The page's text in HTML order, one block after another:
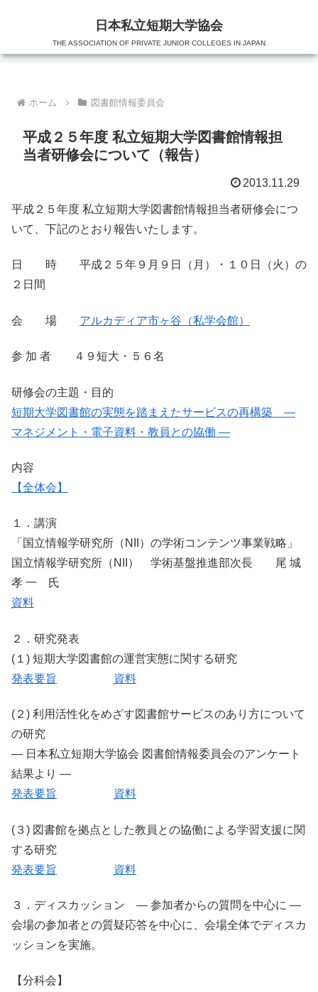
日本私立短期大学協会
THE ASSOCIATION OF PRIVATE JUNIOR COLLEGES IN JAPAN
ホーム 図書館情報委員会
平成２５年度 私立短期大学図書館情報担
当者研修会について（報告）
2013.11.29
平成２５年度 私立短期大学図書館情報担当者研修会につ
いて、下記のとおり報告いたします。
日 時 平成２５年９月９日（月）・１０日（火）の
２日間
会 場 アルカディア市ヶ谷（私学会館）
参 加 者 ４９短大・５６名
研修会の主題・目的
短期大学図書館の実態を踏まえたサービスの再構築 ―
マネジメント・電子資料・教員との協働 ―
内容
【全体会】
１．講演
「国立情報学研究所（NII）の学術コンテンツ事業戦略」
国立情報学研究所（NII） 学術基盤推進部次長 尾 城
孝 一 氏
資料
２．研究発表
(１) 短期大学図書館の運営実態に関する研究
発表要旨
資料
(２) 利用活性化をめざす図書館サービスのあり方について
の研究
― 日本私立短期大学協会 図書館情報委員会のアンケート
結果より ―
発表要旨
資料
(３) 図書館を拠点とした教員との協働による学習支援に関
する研究
発表要旨
資料
３．ディスカッション ― 参加者からの質問を中心に ―
会場の参加者との質疑応答を中心に、会場全体でディスカ
ッションを実施。
【分科会】